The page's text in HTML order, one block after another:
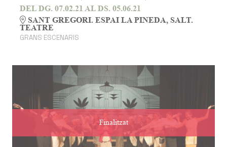
DEL DG. 07.02.21 AL DS. 05.06.21
SANT GREGORI. ESPAI LA PINEDA, SALT.
TEATRE
GRANS ESCENARIS
Finalitzat